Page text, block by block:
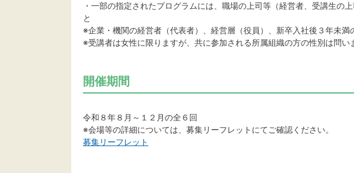
・一部の指定されたプログラムには、職場の上司等（経営者、受講生の
と
※企業・機関の経営者（代表者）、経営層（役員）、新卒入社後３年未満
※受講者は女性に限りますが、共に参加される所属組織の方の性別は問い
開催期間
令和８年８月～１２月の全６回
※会場等の詳細については、募集リーフレットにてご確認ください。
募集リーフレット